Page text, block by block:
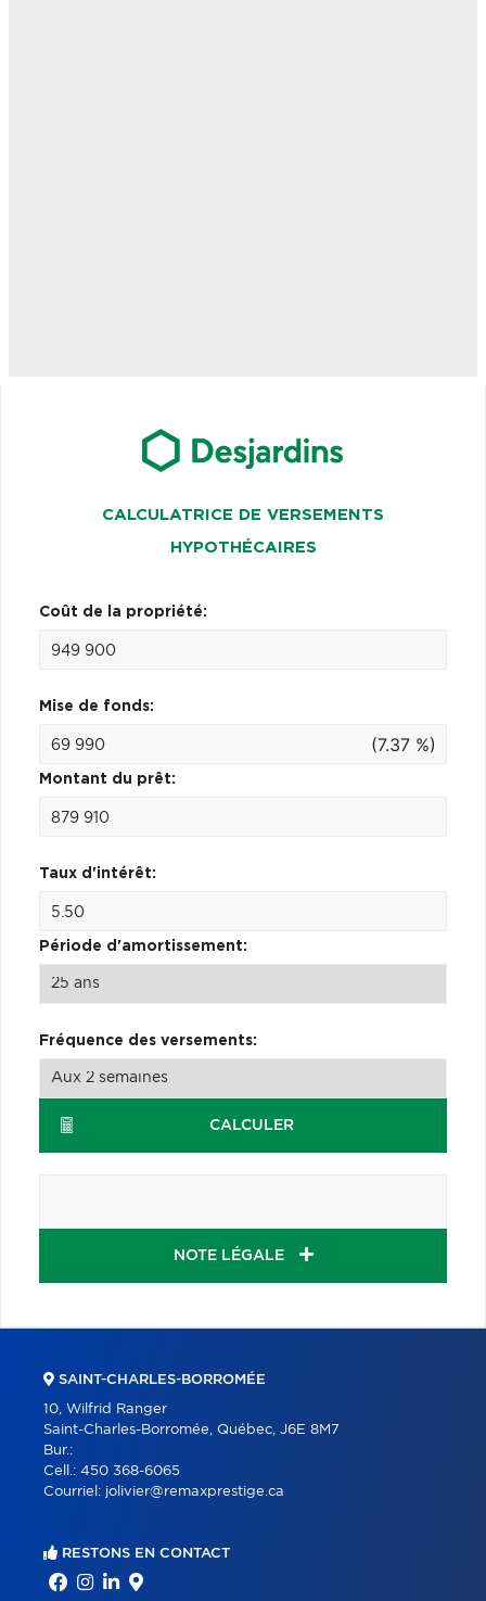
CALCULATRICE DE VERSEMENTS
HYPOTHÉCAIRES
Coût de la propriété:
Mise de fonds:
(7.37 %)
Montant du prêt:
Taux d'intérêt:
Période d'amortissement:
Fréquence des versements:
CALCULER
NOTE LÉGALE
SAINT-CHARLES-BORROMÉE
10, Wilfrid Ranger
Saint-Charles-Borromée, Québec, J6E 8M7
Bur.:
Cell.: 450 368-6065
Courriel: jolivier@remaxprestige.ca
RESTONS EN CONTACT